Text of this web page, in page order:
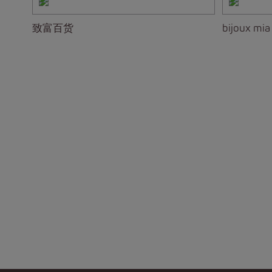
致富百货 bijoux mia